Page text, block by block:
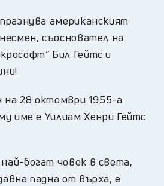
американският
съосновател на
Бил Гейтс и
на 28 октомври 1955-а
име е Уилиам Хенри Гейтс
богат човек в света,
падна от върха, е